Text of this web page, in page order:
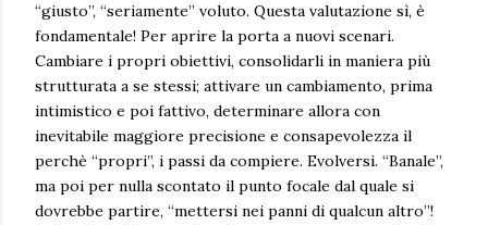
“giusto”, “seriamente” voluto. Questa valutazione sì, è
fondamentale! Per aprire la porta a nuovi scenari.
Cambiare i propri obiettivi, consolidarli in maniera più
strutturata a se stessi; attivare un cambiamento, prima
intimistico e poi fattivo, determinare allora con
inevitabile maggiore precisione e consapevolezza il
perchè “propri”, i passi da compiere. Evolversi. “Banale”,
ma poi per nulla scontato il punto focale dal quale si
dovrebbe partire, “mettersi nei panni di qualcun altro”!